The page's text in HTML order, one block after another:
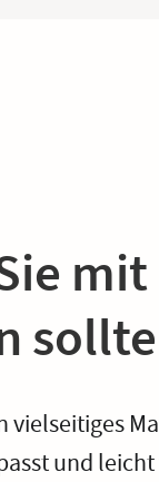
vielseitiges
und